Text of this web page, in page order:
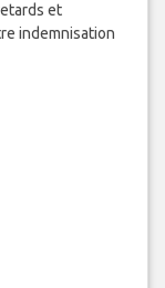
et
indemnisation